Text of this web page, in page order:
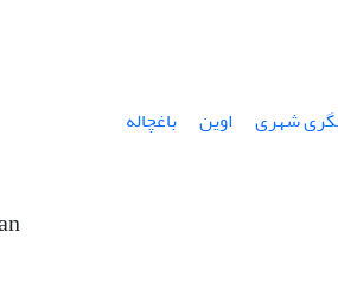
شهری اوین
باغچاله